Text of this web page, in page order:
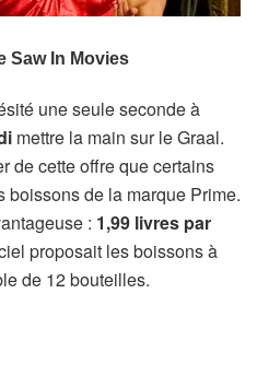
une seule seconde à
mettre la main sur le Graal.
de cette offre que certains
boissons de la marque Prime.
: 1,99 livres par
proposait les boissons à
de 12 bouteilles.